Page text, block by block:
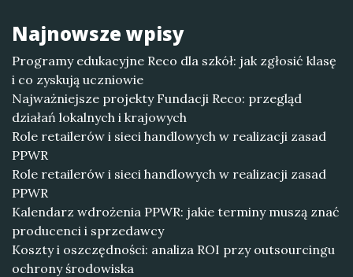
Najnowsze wpisy
Programy edukacyjne Reco dla szkół: jak zgłosić klasę
i co zyskują uczniowie
Najważniejsze projekty Fundacji Reco: przegląd
działań lokalnych i krajowych
Role retailerów i sieci handlowych w realizacji zasad
PPWR
Role retailerów i sieci handlowych w realizacji zasad
PPWR
Kalendarz wdrożenia PPWR: jakie terminy muszą znać
producenci i sprzedawcy
Koszty i oszczędności: analiza ROI przy outsourcingu
ochrony środowiska